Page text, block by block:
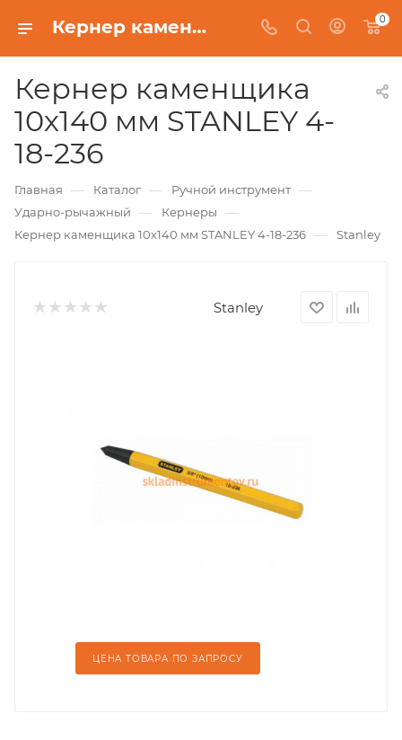
Кернер каменщика 10х140 мм STANLEY 4-18-236 0
Кернер каменщика
10х140 мм STANLEY 4-
18-236
Главная — Каталог — Ручной инструмент —
Ударно-рычажный — Кернеры —
Кернер каменщика 10х140 мм STANLEY 4-18-236 — Stanley
Stanley
ЦЕНА ТОВАРА ПО ЗАПРОСУ